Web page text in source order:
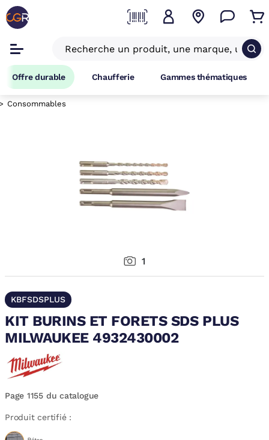
Offre durable Chaufferie Gammes thématiques
Consommables
1
KBFSDSPLUS
KIT BURINS ET FORETS SDS PLUS
MILWAUKEE 4932430002
Page 1155 du catalogue
Produit certifié :